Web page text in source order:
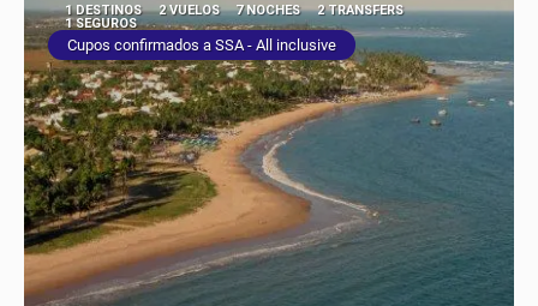
1 DESTINOS 2 VUELOS 7 NOCHES
2 TRANSFERS
1 SEGUROS
Cupos confirmados a SSA - All inclusive